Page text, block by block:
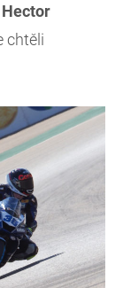
Hector
chtěli